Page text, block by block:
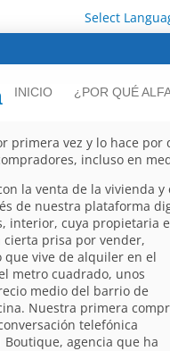
Select
INICIO ¿POR QUÉ
primera vez y lo hace
incluso en
la venta de la vivienda y
de nuestra plataforma
interior, cuya propietaria
prisa por vender,
vive de alquiler en el
metro cuadrado, unos
medio del barrio de
Nuestra primera
telefónica
agencia que ha